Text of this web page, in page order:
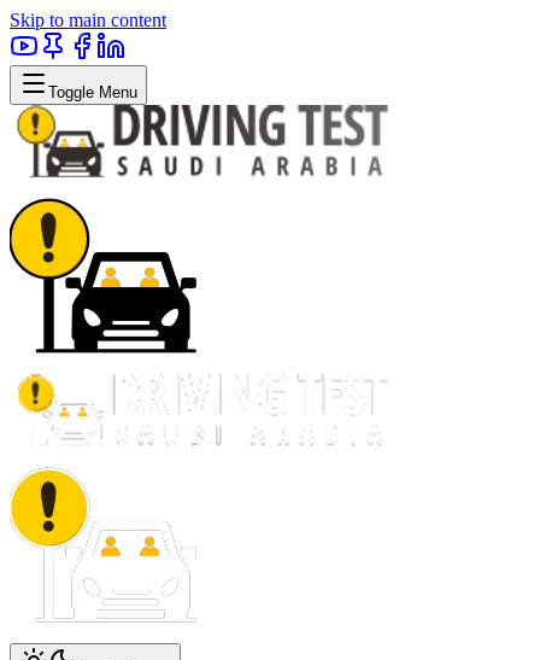
Skip to main content
Toggle Menu